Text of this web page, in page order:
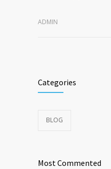
ADMIN
Categories
BLOG
Most Commented